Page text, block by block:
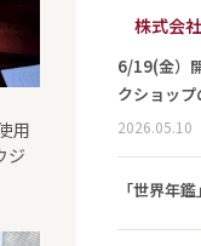
用
ジ
株式会
6/19(金）
クショップ
2026.05.10
「世界年